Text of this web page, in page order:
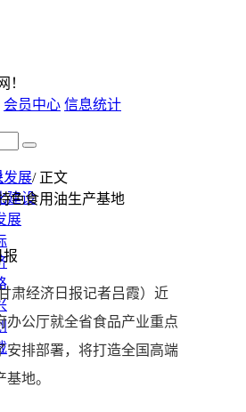
！
会员中心 信息统计
建设
展
发展/ 正文
色食用油生产基地
报
肃经济日报记者吕霞）近
办公厅就全省食品产业重点
安排部署，将打造全国高端
地。